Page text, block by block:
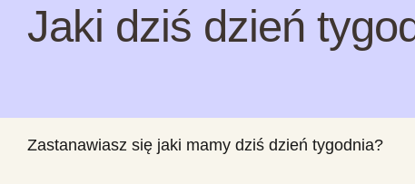
Jaki dziś dzień
Zastanawiasz się jaki mamy dziś dzień tygodnia?